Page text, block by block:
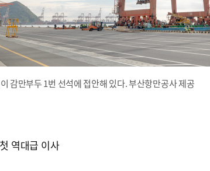
감만부두 1번 선석에 접안해 있다. 부산항만공사 제공
역대급 이사